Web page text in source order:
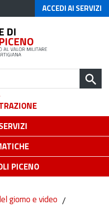
ACCEDI AI SERVIZI
PICENO
giorno e video /